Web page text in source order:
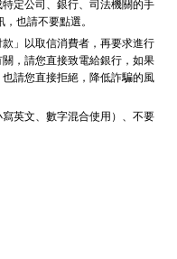
定公司、銀行、司法機關的手
也請不要點選。
」以取信消費者，再要求進行
，請您直接致電給銀行，如果
請您直接拒絕，降低詐騙的風
英文、數字混合使用）、不要